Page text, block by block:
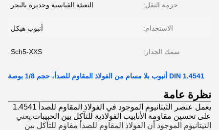
حزمة النقل: التعبئة القياسية وجديرة بالبحر
الاستخدام: أنبوب هيكل
سمك الجدار: Sch5-XXS
DIN 1.4541 أنبوب بلا مسام من الفولاذ المقاوم للصدأ، حجم 1/8 بوصة
نظرة عامة
يعمل عنصر التيتانيوم الموجود في الفولاذ المقاوم للصدأ 1.4541
على تحسين مقاومة الأنابيب الفولاذية للتآكل بين الحبيبات.يعني
التيتانيوم الموجود أن الفولاذ المقاوم للصدأ مقاوم للتآكل بين